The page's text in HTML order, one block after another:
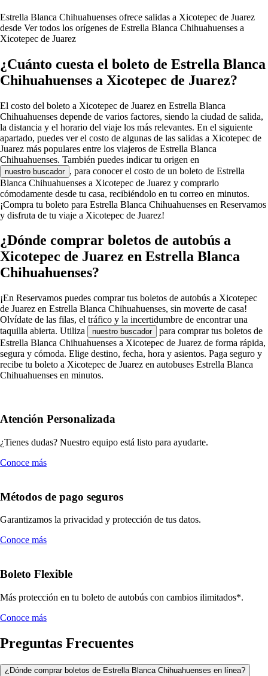
Estrella Blanca Chihuahuenses ofrece salidas a Xicotepec de Juarez
desde Ver todos los orígenes de Estrella Blanca Chihuahuenses a
Xicotepec de Juarez
¿Cuánto cuesta el boleto de Estrella Blanca
Chihuahuenses a Xicotepec de Juarez?
El costo del boleto a Xicotepec de Juarez en Estrella Blanca
Chihuahuenses depende de varios factores, siendo la ciudad de salida,
la distancia y el horario del viaje los más relevantes. En el siguiente
apartado, puedes ver el costo de algunas de las salidas a Xicotepec de
Juarez más populares entre los viajeros de Estrella Blanca
Chihuahuenses. También puedes indicar tu origen en
nuestro buscador , para conocer el costo de un boleto de Estrella
Blanca Chihuahuenses a Xicotepec de Juarez y comprarlo
cómodamente desde tu casa, recibiéndolo en tu correo en minutos.
¡Compra tu boleto para Estrella Blanca Chihuahuenses en Reservamos
y disfruta de tu viaje a Xicotepec de Juarez!
¿Dónde comprar boletos de autobús a
Xicotepec de Juarez en Estrella Blanca
Chihuahuenses?
¡En Reservamos puedes comprar tus boletos de autobús a Xicotepec
de Juarez en Estrella Blanca Chihuahuenses, sin moverte de casa!
Olvídate de las filas, el tráfico y la incertidumbre de encontrar una
taquilla abierta. Utiliza
nuestro buscador
para comprar tus boletos de
Estrella Blanca Chihuahuenses a Xicotepec de Juarez de forma rápida,
segura y cómoda. Elige destino, fecha, hora y asientos. Paga seguro y
recibe tu boleto a Xicotepec de Juarez en autobuses Estrella Blanca
Chihuahuenses en minutos.
Atención Personalizada
¿Tienes dudas? Nuestro equipo está listo para ayudarte.
Conoce más
Métodos de pago seguros
Garantizamos la privacidad y protección de tus datos.
Conoce más
Boleto Flexible
Más protección en tu boleto de autobús con cambios ilimitados*.
Conoce más
Preguntas Frecuentes
¿Dónde comprar boletos de Estrella Blanca Chihuahuenses en línea?